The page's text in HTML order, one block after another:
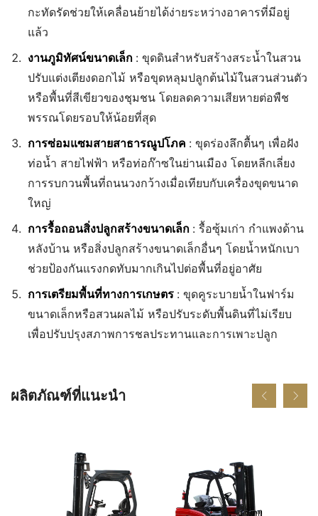
กะทัดรัดช่วยให้เคลื่อนย้ายได้ง่ายระหว่างอาคารที่มีอยู่
แล้ว
งานภูมิทัศน์ขนาดเล็ก : ขุดดินสำหรับสร้างสระน้ำในสวน
ปรับแต่งเตียงดอกไม้ หรือขุดหลุมปลูกต้นไม้ในสวนส่วนตัว
หรือพื้นที่สีเขียวของชุมชน โดยลดความเสียหายต่อพืช
พรรณโดยรอบให้น้อยที่สุด
การซ่อมแซมสายสาธารณูปโภค : ขุดร่องลึกตื้นๆ เพื่อฝัง
ท่อน้ำ สายไฟฟ้า หรือท่อก๊าซในย่านเมือง โดยหลีกเลี่ยง
การรบกวนพื้นที่ถนนวงกว้างเมื่อเทียบกับเครื่องขุดขนาด
ใหญ่
การรื้อถอนสิ่งปลูกสร้างขนาดเล็ก : รื้อซุ้มเก่า กำแพงด้าน
หลังบ้าน หรือสิ่งปลูกสร้างขนาดเล็กอื่นๆ โดยน้ำหนักเบา
ช่วยป้องกันแรงกดทับมากเกินไปต่อพื้นที่อยู่อาศัย
การเตรียมพื้นที่ทางการเกษตร : ขุดคูระบายน้ำในฟาร์ม
ขนาดเล็กหรือสวนผลไม้ หรือปรับระดับพื้นดินที่ไม่เรียบ
เพื่อปรับปรุงสภาพการชลประทานและการเพาะปลูก
ผลิตภัณฑ์ที่แนะนำ